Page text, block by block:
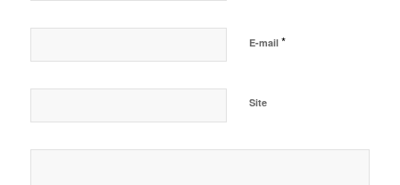
E-mail *
Site